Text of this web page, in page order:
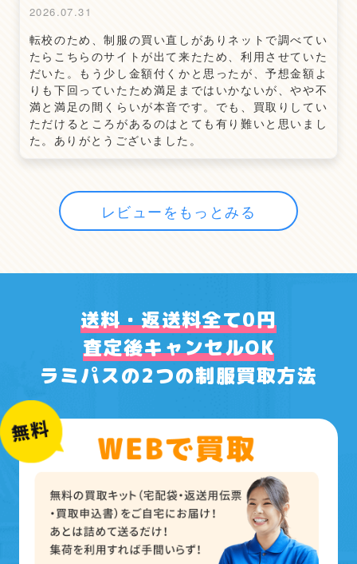
2026.07.31
転校のため、制服の買い直しがありネットで調べてい
たらこちらのサイトが出て来たため、利用させていた
だいた。もう少し金額付くかと思ったが、予想金額よ
りも下回っていたため満足まではいかないが、やや不
満と満足の間くらいが本音です。でも、買取りしてい
ただけるところがあるのはとても有り難いと思いまし
た。ありがとうございました。
レビューをもっとみる
送料・返送料全て0円
査定後キャンセルOK
ラミパスの2つの制服買取方法